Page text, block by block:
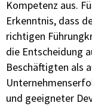
Kompetenz aus.
Erkenntnis, dass
richtigen
die Entscheidung
Beschäftigten als
und geeigneter